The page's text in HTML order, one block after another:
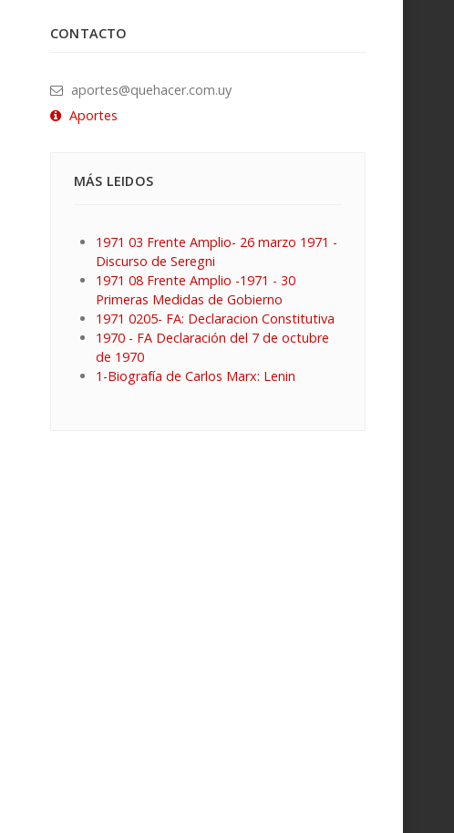
CONTACTO
aportes@quehacer.com.uy
Aportes
MÁS LEIDOS
1971 03 Frente Amplio- 26 marzo 1971 -
Discurso de Seregni
1971 08 Frente Amplio -1971 - 30
Primeras Medidas de Gobierno
1971 0205- FA: Declaracion Constitutiva
1970 - FA Declaración del 7 de octubre
de 1970
1-Biografía de Carlos Marx: Lenin